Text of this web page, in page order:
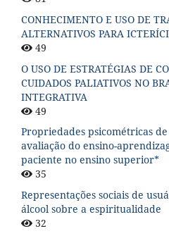
CONHECIMENTO E USO DE
ALTERNATIVOS PARA
49
O USO DE ESTRATÉGIAS DE
CUIDADOS PALIATIVOS NO
INTEGRATIVA
49
Propriedades psicométricas
avaliação do ensino-
paciente no ensino superior*
35
Representações sociais de
álcool sobre a espiritualidade
32